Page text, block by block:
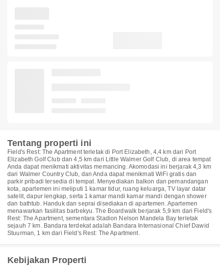
Tentang properti ini
Field's Rest: The Apartment terletak di Port Elizabeth, 4,4 km dari Port
Elizabeth Golf Club dan 4,5 km dari Little Walmer Golf Club, di area tempat
Anda dapat menikmati aktivitas memancing. Akomodasi ini berjarak 4,3 km
dari Walmer Country Club, dan Anda dapat menikmati WiFi gratis dan
parkir pribadi tersedia di tempat. Menyediakan balkon dan pemandangan
kota, apartemen ini meliputi 1 kamar tidur, ruang keluarga, TV layar datar
satelit, dapur lengkap, serta 1 kamar mandi kamar mandi dengan shower
dan bathtub. Handuk dan seprai disediakan di apartemen. Apartemen
menawarkan fasilitas barbekyu. The Boardwalk berjarak 5,9 km dari Field's
Rest: The Apartment, sementara Stadion Nelson Mandela Bay terletak
sejauh 7 km. Bandara terdekat adalah Bandara Internasional Chief Dawid
Stuurman, 1 km dari Field's Rest: The Apartment.
Kebijakan Properti